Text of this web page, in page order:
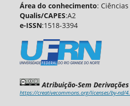
Área do conhecimento:
Qualis/CAPES:A2
e-ISSN:1518-3394
Atribuição-Sem Derivações
https://creativecommons.org/licenses/by-nd/